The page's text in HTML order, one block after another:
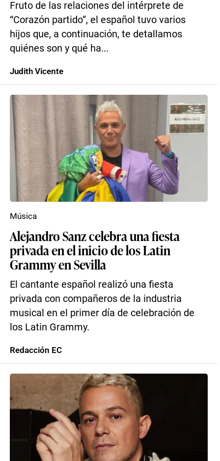
Fruto de las relaciones del intérprete de
“Corazón partido”, el español tuvo varios
hijos que, a continuación, te detallamos
quiénes son y qué ha...
Judith Vicente
Alejandro Sanz celebra una fiesta
privada en el inicio de los Latin
Grammy en Sevilla
El cantante español realizó una fiesta
privada con compañeros de la industria
musical en el primer día de celebración de
los Latin Grammy.
Música
Redacción EC